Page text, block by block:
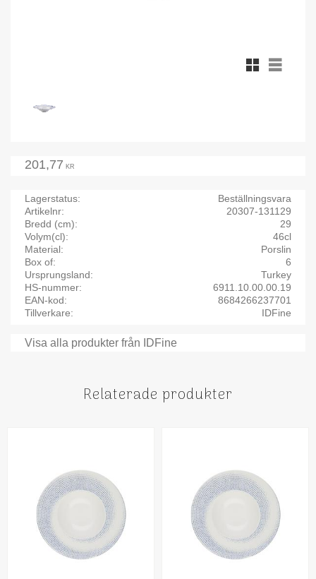
Rutnätsvy
Listvy
201,77 KR
Lagerstatus
Beställningsvara
Artikelnr
20307-131129
Bredd (cm)
29
Volym(cl)
46cl
Material
Porslin
Box of
6
Ursprungsland
Turkey
HS-nummer
6911.10.00.00.19
EAN-kod
8684266237701
Tillverkare
IDFine
Visa alla produkter från IDFine
Relaterade produkter